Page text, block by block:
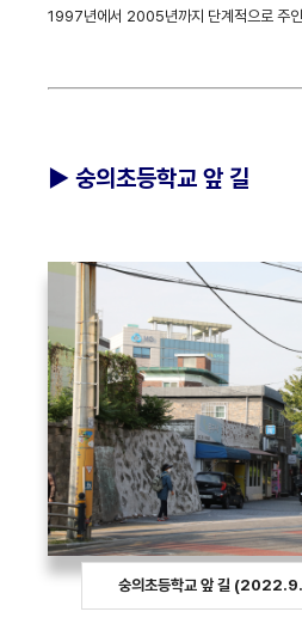
1997년에서 2005년까지 단계적으로 주
► 숭의초등학교 앞 길
숭의초등학교 앞 길